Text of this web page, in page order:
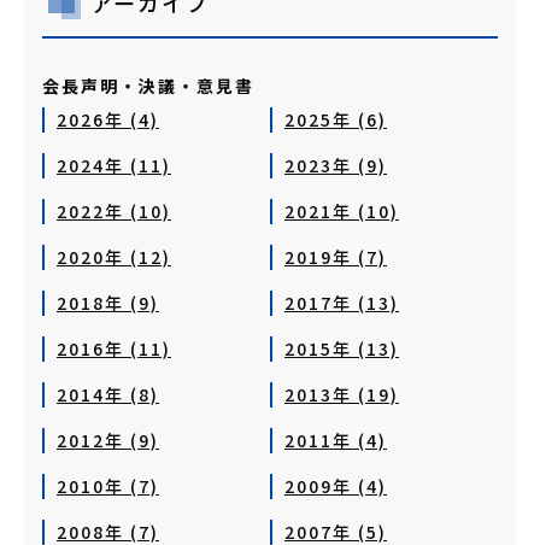
会長声明・決議・意見書
2026年 (4)
2025年 (6)
2024年 (11)
2023年 (9)
2022年 (10)
2021年 (10)
2020年 (12)
2019年 (7)
2018年 (9)
2017年 (13)
2016年 (11)
2015年 (13)
2014年 (8)
2013年 (19)
2012年 (9)
2011年 (4)
2010年 (7)
2009年 (4)
2008年 (7)
2007年 (5)